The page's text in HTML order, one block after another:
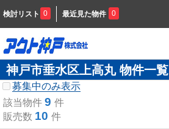
検討リスト 0 最近見た物件 0
神戸市垂水区上高丸 物件一覧
募集中のみ表示
該当物件 9 件
販売数 10 件